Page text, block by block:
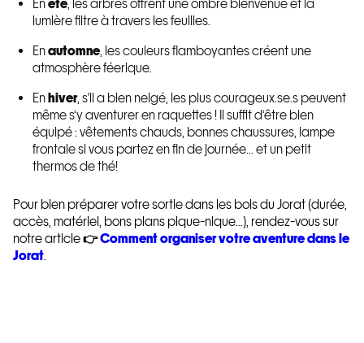
Enété, les arbres offrent une ombre bienvenue et la
lumière filtre à travers les feuilles.
Enautomne, les couleurs flamboyantes créent une
atmosphère féerique.
En hiver, s'il a bien neigé, les plus courageux.se.s peuvent
même s’y aventurer en raquettes ! Il suffit d’être bien
équipé : vêtements chauds, bonnes chaussures, lampe
frontale si vous partez en fin de journée... et un petit
thermos de thé!
Pour bien préparer votre sortie dans les bois du Jorat (durée,
accès, matériel, bons plans pique-nique...), rendez-vous sur
notre article👉Comment organiser votre aventure dans le
Jorat.